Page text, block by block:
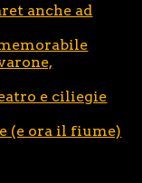
anche ad
e ciliegie
(e ora il fiume)